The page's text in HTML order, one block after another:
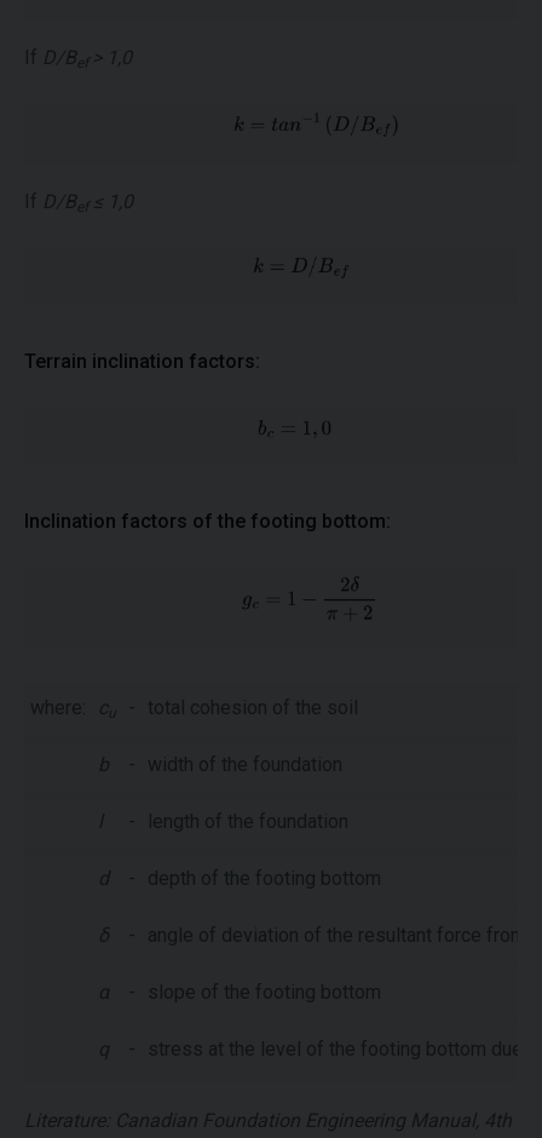
If D/Bef > 1,0
If D/Bef ≤ 1,0
Terrain inclination factors:
Inclination factors of the footing bottom:
where: c u - total cohesion of the soil
b - width of the foundation
l - length of the foundation
d - depth of the footing bottom
δ - angle of deviation of the resultant force from
α - slope of the footing bottom
q - stress at the level of the footing bottom due
Literature: Canadian Foundation Engineering Manual, 4th